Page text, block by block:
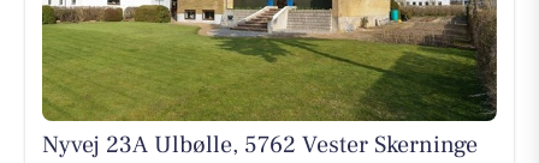
Nyvej 23A Ulbølle, 5762 Vester Skerninge